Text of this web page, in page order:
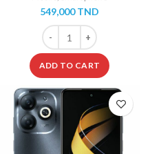
6Go 256Go - NOIR- Garantie 1
549,000TND
Smartphone HONOR
ADD TO CART